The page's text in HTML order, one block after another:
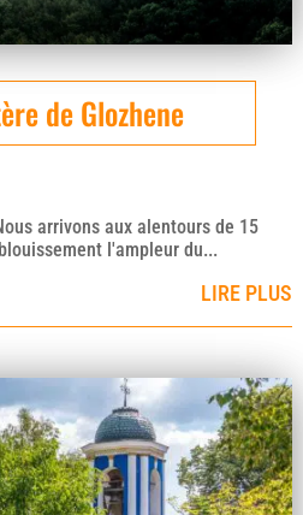
de Glozhene
arrivons aux alentours de 15
l'ampleur du...
LIRE PLUS